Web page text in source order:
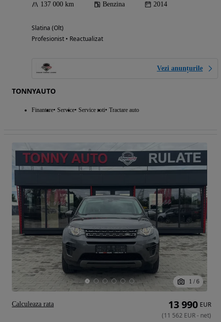
137 000 km Benzina 2014
Slatina (Olt)
Profesionist • Reactualizat
Vezi anunțurile
TONNYAUTO
Finantare Service Service roti Tractare auto
1 / 6
13 990 EUR
(11 562 EUR- net)
Calculeaza rata